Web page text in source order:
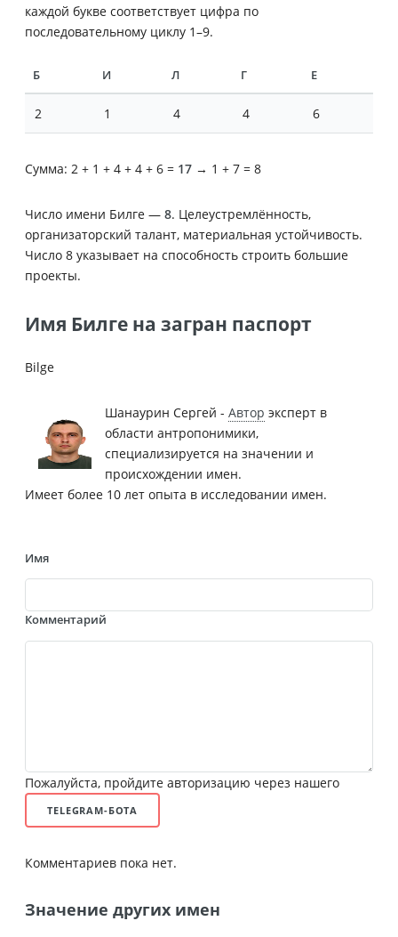
каждой букве соответствует цифра по
последовательному циклу 1–9.
Б И Л Г Е
2 1 4 4 6
Сумма: 2 + 1 + 4 + 4 + 6 = 17 → 1 + 7 = 8
Число имени Билге — 8. Целеустремлённость,
организаторский талант, материальная устойчивость.
Число 8 указывает на способность строить большие
проекты.
Имя Билге на загран паспорт
Bilge
Шанаурин Сергей - Автор эксперт в
области антропонимики,
специализируется на значении и
происхождении имен.
Имеет более 10 лет опыта в исследовании имен.
Имя
Комментарий
Пожалуйста, пройдите авторизацию через нашего
TELEGRAM-БОТА
Комментариев пока нет.
Значение других имен